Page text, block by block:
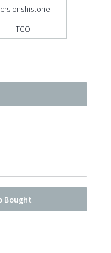
TCO
Bought